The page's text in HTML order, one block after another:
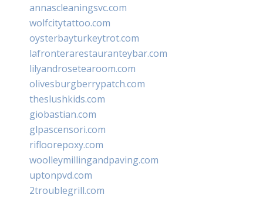
annascleaningsvc.com
wolfcitytattoo.com
oysterbayturkeytrot.com
lafronterarestauranteybar.com
lilyandrosetearoom.com
olivesburgberrypatch.com
theslushkids.com
giobastian.com
glpascensori.com
rifloorepoxy.com
woolleymillingandpaving.com
uptonpvd.com
2troublegrill.com